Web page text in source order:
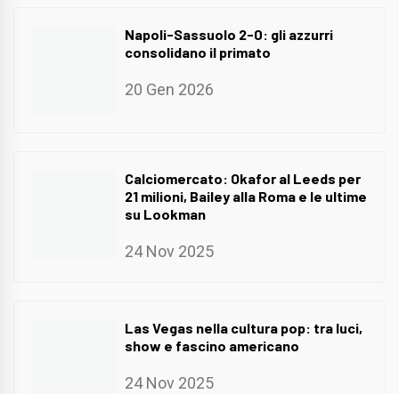
Napoli-Sassuolo 2-0: gli azzurri
consolidano il primato
20 Gen 2026
Calciomercato: Okafor al Leeds per
21 milioni, Bailey alla Roma e le ultime
su Lookman
24 Nov 2025
Las Vegas nella cultura pop: tra luci,
show e fascino americano
24 Nov 2025